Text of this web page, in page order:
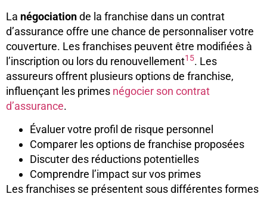
La négociationde la franchise dans un contrat
d’assurance offre une chance de personnaliser votre
couverture. Les franchises peuvent être modifiées à
l’inscription ou lors du renouvellement15. Les
assureurs offrent plusieurs options de franchise,
influençant les primes négocier son contrat
d’assurance.
Évaluer votre profil de risque personnel
Comparer les options de franchise proposées
Discuter des réductions potentielles
Comprendre l’impact sur vos primes
Les franchises se présentent sous différentes formes